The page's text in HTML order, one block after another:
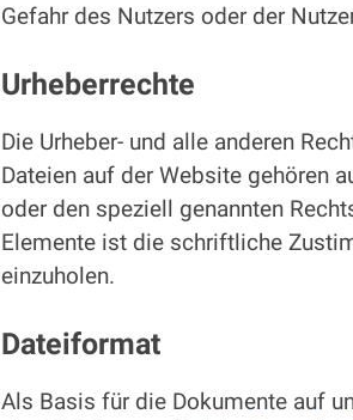
Gefahr des Nutzers oder der
Urheberrechte
Die Urheber- und alle anderen
Dateien auf der Website gehören
oder den speziell genannten
Elemente ist die schriftliche
einzuholen.
Dateiformat
Als Basis für die Dokumente auf